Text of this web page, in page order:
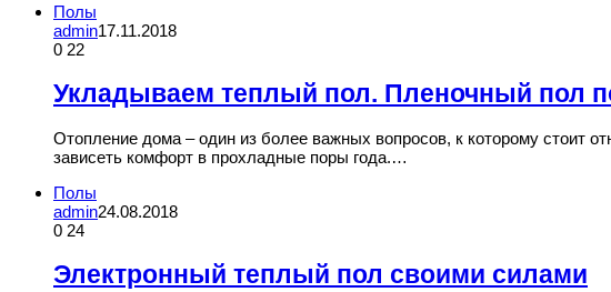
Полы
admin17.11.2018
0 22
Укладываем теплый пол. Пленочный пол
Отопление дома – один из более важных вопросов, к которому стоит
зависеть комфорт в прохладные поры года.…
Полы
admin24.08.2018
0 24
Электронный теплый пол своими силами